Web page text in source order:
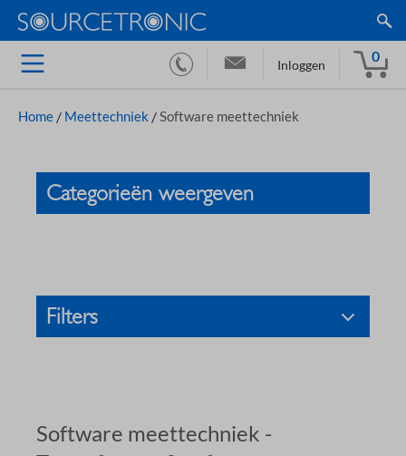
Inloggen
0
Home / Meettechniek /Software meettechniek
Categorieën weergeven
Filters
Software meettechniek -